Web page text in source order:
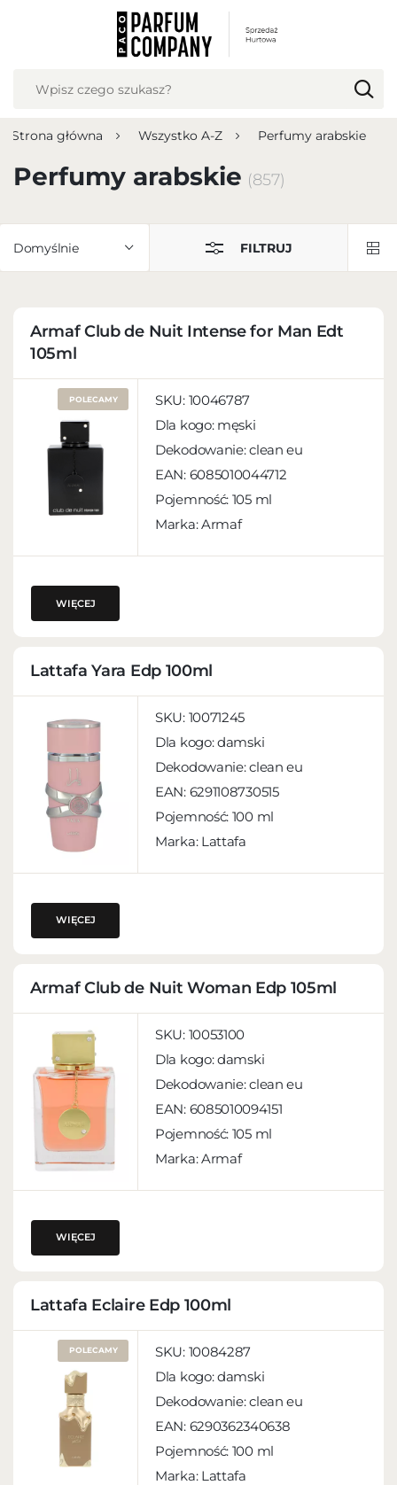
Strona główna Wszystko A-Z Perfumy arabskie
Perfumy arabskie (857)
Domyślnie FILTRUJ
Armaf Club de Nuit Intense for Man Edt
105ml
POLECAMY SKU: 10046787
Dla kogo: męski
Dekodowanie:clean eu
EAN: 6085010044712
Pojemność: 105 ml
Marka: Armaf
WIĘCEJ
Lattafa Yara Edp 100ml
SKU: 10071245
Dla kogo:damski
Dekodowanie:clean eu
EAN: 6291108730515
Pojemność: 100 ml
Marka: Lattafa
WIĘCEJ
Armaf Club de Nuit Woman Edp 105ml
SKU: 10053100
Dla kogo:damski
Dekodowanie:clean eu
EAN: 6085010094151
Pojemność: 105 ml
Marka: Armaf
WIĘCEJ
Lattafa Eclaire Edp 100ml
POLECAMY SKU: 10084287
Dla kogo:damski
Dekodowanie:clean eu
EAN: 6290362340638
Pojemność: 100 ml
Marka: Lattafa
USTAWIENIA REGIONALNE
Język
polski
Polish zloty (PLN)